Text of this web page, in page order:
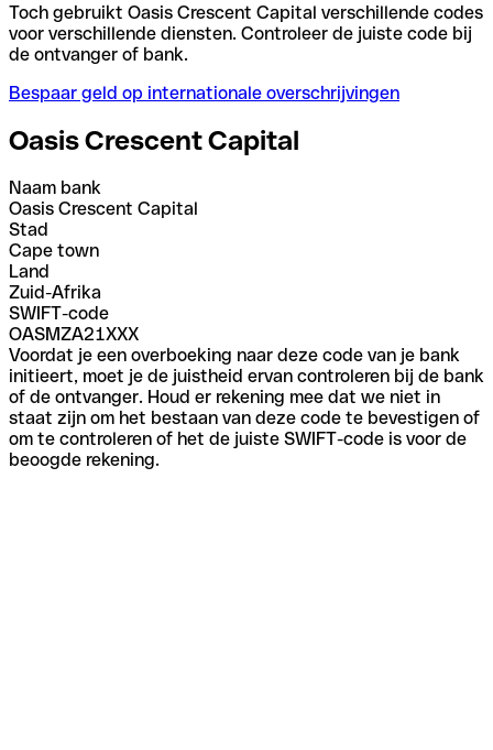
Toch gebruikt Oasis Crescent Capital verschillende codes
voor verschillende diensten. Controleer de juiste code bij
de ontvanger of bank.
Bespaar geld op internationale overschrijvingen
Oasis Crescent Capital
Naam bank
Oasis Crescent Capital
Stad
Cape town
Land
Zuid-Afrika
SWIFT-code
OASMZA21XXX
Voordat je een overboeking naar deze code van je bank
initieert, moet je de juistheid ervan controleren bij de bank
of de ontvanger. Houd er rekening mee dat we niet in
staat zijn om het bestaan van deze code te bevestigen of
om te controleren of het de juiste SWIFT-code is voor de
beoogde rekening.